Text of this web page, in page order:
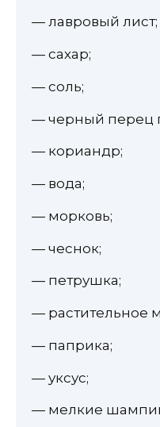
— лавровый лист;
— сахар;
— соль;
— черный перец
— кориандр;
— вода;
— морковь;
— чеснок;
— петрушка;
— растительное
— паприка;
— уксус;
— мелкие